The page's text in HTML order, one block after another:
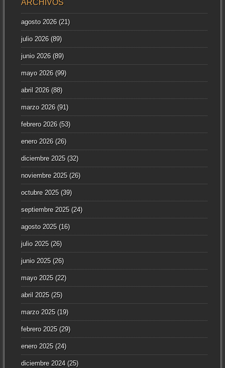
ARCHIVOS
agosto 2026(21)
julio 2026(89)
junio 2026(89)
mayo 2026(99)
abril 2026(88)
marzo 2026(91)
febrero 2026(53)
enero 2026(26)
diciembre 2025(32)
noviembre 2025(26)
octubre 2025(39)
septiembre 2025(24)
agosto 2025(16)
julio 2025(26)
junio 2025(26)
mayo 2025(22)
abril 2025(25)
marzo 2025(19)
febrero 2025(29)
enero 2025(24)
diciembre 2024(25)